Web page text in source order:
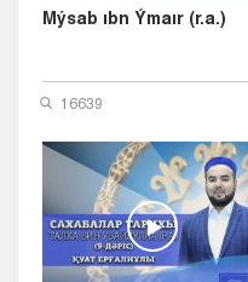
Mýsab ıbn Ýmaır (r.a.)
16639